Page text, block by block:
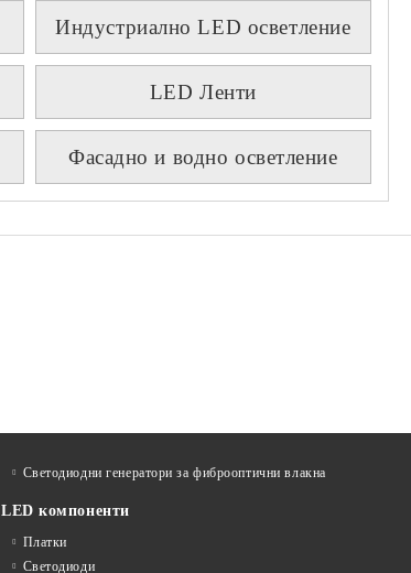
Индустриално LED осветление
LED Ленти
Фасадно и водно осветление
Светодиодни генератори за фиброоптични влакна
LED компоненти
Платки
Светодиоди